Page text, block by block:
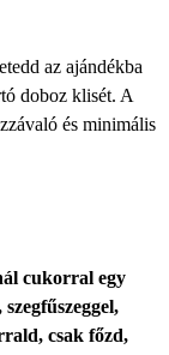
az ajándékba
doboz klisét. A
és minimális
cukorral egy
csak főzd,